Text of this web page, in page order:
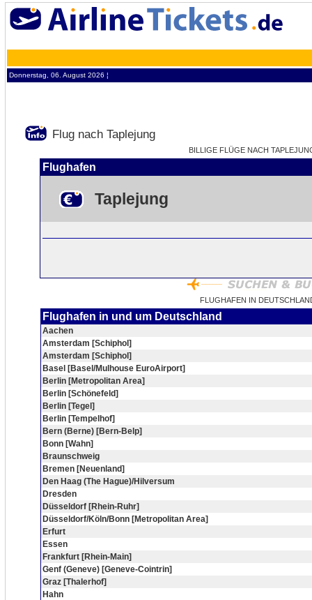
Donnerstag, 06. August 2026 ¦
Flug nach Taplejung
BILLIGE FLÜGE NACH
Flughafen
Taplejung
FLUGHAFEN IN
Flughafen in und um Deutschland
Aachen
Amsterdam [Schiphol]
Amsterdam [Schiphol]
Basel [Basel/Mulhouse EuroAirport]
Berlin [Metropolitan Area]
Berlin [Schönefeld]
Berlin [Tegel]
Berlin [Tempelhof]
Bern (Berne) [Bern-Belp]
Bonn [Wahn]
Braunschweig
Bremen [Neuenland]
Den Haag (The Hague)/Hilversum
Dresden
Düsseldorf [Rhein-Ruhr]
Düsseldorf/Köln/Bonn [Metropolitan Area]
Erfurt
Essen
Frankfurt [Rhein-Main]
Genf (Geneve) [Geneve-Cointrin]
Graz [Thalerhof]
Hahn